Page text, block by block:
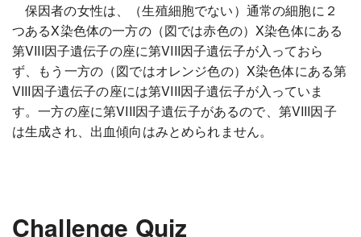
保因者の女性は、（生殖細胞でない）通常の細胞に２
つあるX染色体の一方の（図では赤色の）X染色体にある
第VIII因子遺伝子の座に第VIII因子遺伝子が入っておら
ず、もう一方の（図ではオレンジ色の）X染色体にある第
VIII因子遺伝子の座には第VIII因子遺伝子が入っていま
す。一方の座に第VIII因子遺伝子があるので、第VIII因子
は生成され、出血傾向はみとめられません。
Challenge Quiz